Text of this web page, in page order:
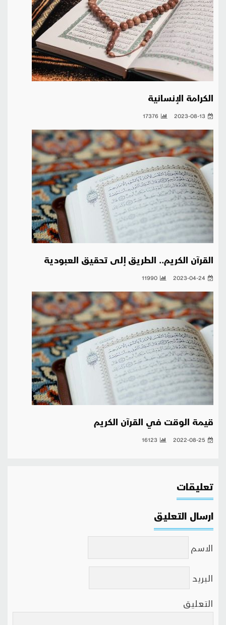
الكرامة الإنسانية
2023-08-13
17376
القرآن الكريم.. الطريق إلى تحقيق العبودية
2023-04-24
11990
قيمة الوقت في القرآن الكريم
2022-08-25
16123
تعليقات
ارسال التعليق
الاسم
البريد
التعليق